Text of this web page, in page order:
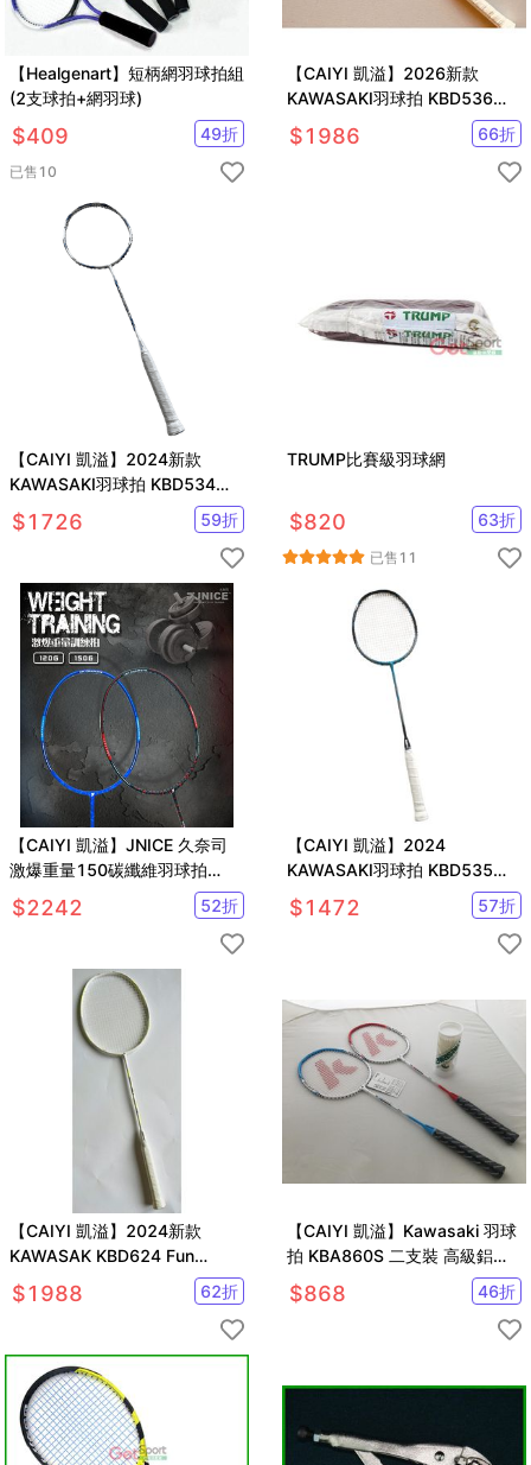
【Healgenart】短柄網羽球拍組
(2支球拍+網羽球)
$409 49折
已售 10
【CAIYI 凱溢】2026新款
KAWASAKI羽球拍 KBD536
Super Power III超輕 高剛性碳
纖維
$1986 66折
【CAIYI 凱溢】2024新款
KAWASAKI羽球拍 KBD534
SUPER Power II 全碳纖維 輕量
$1726 59折
TRUMP比賽級羽球網
$820 63折
已售 11
【CAIYI 凱溢】JNICE 久奈司
激爆重量150碳纖維羽球拍
150g 贈拍袋
$2242 52折
【CAIYI 凱溢】2024
KAWASAKI羽球拍 KBD535
Ultra Carbon II 高彈性全碳纖維
送拍袋
$1472 57折
【CAIYI 凱溢】2024新款
KAWASAK KBD624 Fun
Adventure III 高剛性碳纖維羽
球拍
$1988 62折
【CAIYI 凱溢】Kawasaki 羽球
拍 KBA860S 二支裝 高級鋁合
金球拍+3入羽球 送球袋2022新
款
$868 46折